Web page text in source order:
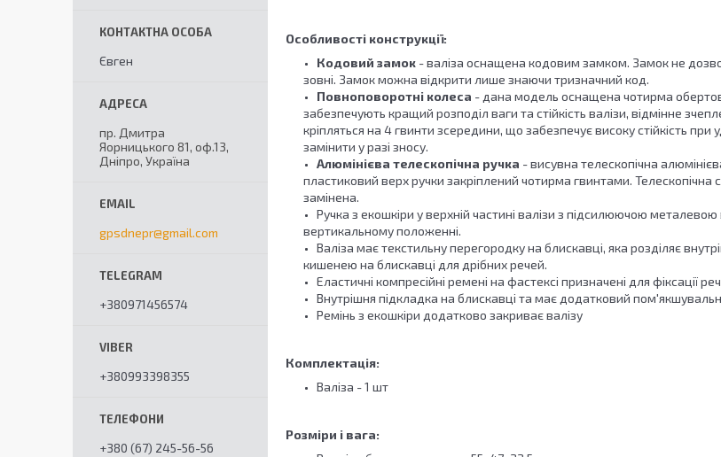
Особливості конструкції:
Кодовий замок - валіза оснащена кодовим замком. Замок не
зовні. Замок можна відкрити лише знаючи тризначний код.
Повноповоротні колеса - дана модель оснащена чотирма
забезпечують кращий розподіл ваги та стійкість валізи, відмінне
кріпляться на 4 гвинти зсередини, що забезпечує високу стійкість
замінити у разі зносу.
Алюмінієва телескопічна ручка - висувна телескопічна
пластиковий верх ручки закріплений чотирма гвинтами.
замінена.
Ручка з екошкіри у верхній частині валізи з підсилюючою
вертикальному положенні.
Валіза має текстильну перегородку на блискавці, яка розділяє
кишенею на блискавці для дрібних речей.
Еластичні компресійні ремені на фастексі призначені для фіксації
Внутрішня підкладка на блискавці та має додатковий
Ремінь з екошкіри додатково закриває валізу
Комплектація:
Валіза - 1 шт
Розміри і вага:
Євген
пр. Дмитра
Яорницького 81, оф.13,
Дніпро, Україна
gpsdnepr@gmail.com
+380971456574
+380993398355
+380 (67) 245-56-56